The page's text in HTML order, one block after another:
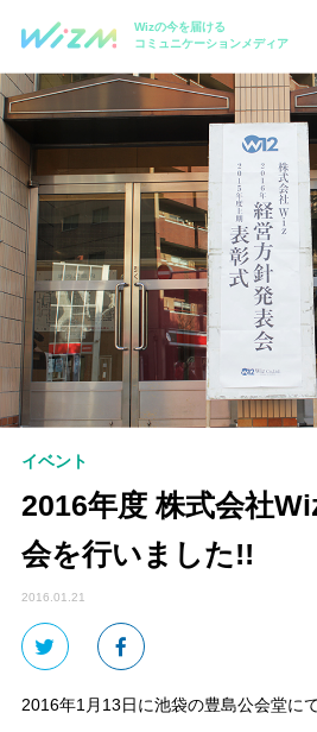
Wizの今を届ける
コミュニケーションメディア
イベント
2016年度 株式会社
会を行いました!!
2016.01.21
2016年1月13日に池袋の豊島公会堂に